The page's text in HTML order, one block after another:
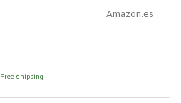
Amazon.es
Free shipping